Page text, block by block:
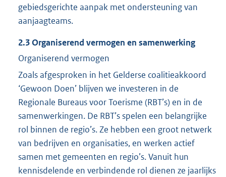
gebiedsgerichte aanpak met ondersteuning van
aanjaagteams.
2.3Organiserend vermogen en samenwerking
Organiserend vermogen
Zoals afgesproken in het Gelderse coalitieakkoord
‘Gewoon Doen’ blijven we investeren in de
Regionale Bureaus voor Toerisme (RBT’s) en in de
samenwerkingen. De RBT’s spelen een belangrijke
rol binnen de regio’s. Ze hebben een groot netwerk
van bedrijven en organisaties, en werken actief
samen met gemeenten en regio’s. Vanuit hun
kennisdelende en verbindende rol dienen ze jaarlijks